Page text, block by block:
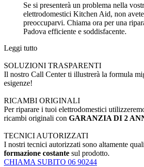
Se si presenterà un problema nella
elettrodomestici Kitchen Aid, non
preoccuparvi. Chiama ora per una
Padova efficiente e soddisfacente.
Leggi tutto
SOLUZIONI TRASPARENTI
Il nostro Call Center ti illustrerà la formula
esigenze!
RICAMBI ORIGINALI
Per riparare i tuoi elettrodomestici
ricambi originali con GARANZIA DI 2
TECNICI AUTORIZZATI
I nostri tecnici autorizzati sono altamente
formazione costante sul prodotto.
CHIAMA SUBITO 06 90244